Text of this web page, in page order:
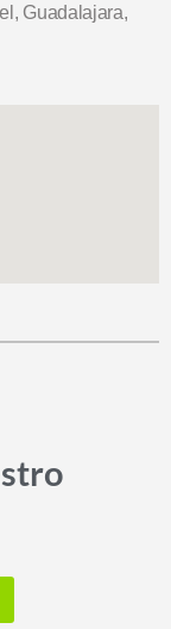
Guadalajara,